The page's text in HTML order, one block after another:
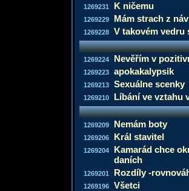
1269231 K ničemu
1269229 Mám strach z
1269228 V takovém vedru
1269224 Nevěřím v
1269223 apokakalypsik
1269213 Sexuálne scenky
1269210 Líbání ve vztahu
1269209 Nemám boty
1269206 Král stavitel
1269204
Kamarád chce
daních
1269201 Rozdíly -
1269196 Všetci